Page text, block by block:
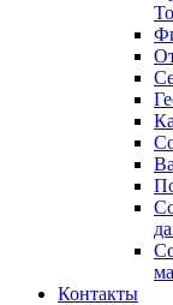
Контакты